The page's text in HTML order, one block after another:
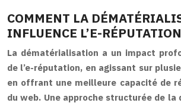
COMMENT LA
INFLUENCE L’E-RÉPUTATION
La dématérialisation a un impact
de l’e-réputation, en agissant sur
en offrant une meilleure capacité de
du web. Une approche structurée de